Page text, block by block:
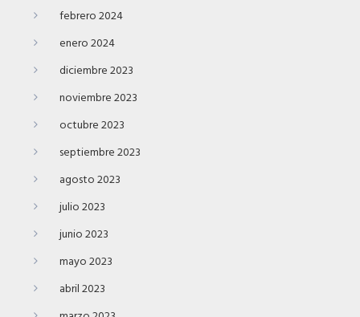
febrero 2024
enero 2024
diciembre 2023
noviembre 2023
octubre 2023
septiembre 2023
agosto 2023
julio 2023
junio 2023
mayo 2023
abril 2023